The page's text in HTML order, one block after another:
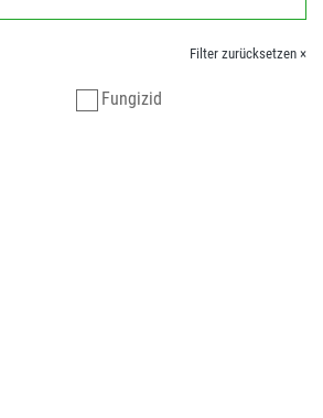
Filter zurücksetzen ×
Fungizid